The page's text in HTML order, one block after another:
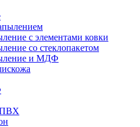
с элементами ковки
со стеклопакетом
и МДФ
ПВХ